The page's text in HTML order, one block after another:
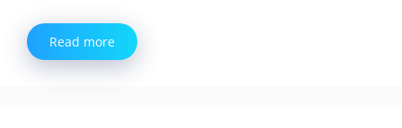
Read more